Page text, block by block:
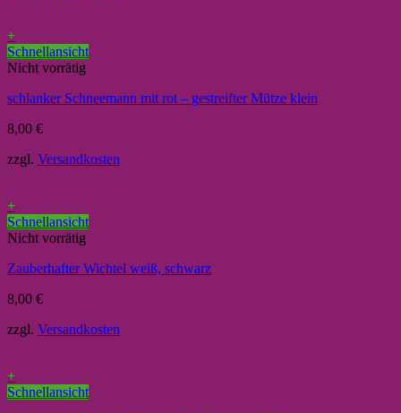
+
Schnellansicht
Nicht vorrätig
schlanker Schneemann mit rot – gestreifter Mütze klein
8,00 €
zzgl. Versandkosten
+
Schnellansicht
Nicht vorrätig
Zauberhafter Wichtel weiß, schwarz
8,00 €
zzgl. Versandkosten
+
Schnellansicht